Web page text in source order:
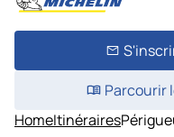
Parcourir
HomeItinéraires